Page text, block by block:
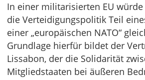
In einer militarisierten EU
die Verteidigungspolitik Teil
einer „europäischen NATO“
Grundlage hierfür bildet der
Lissabon, der die Solidarität
Mitgliedstaaten bei äußeren